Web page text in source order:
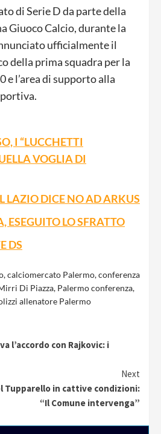
di Serie D da parte della
Giuoco Calcio, durante la
ufficialmente il
della prima squadra per la
e l’area di supporto alla
I “LUCCHETTI
VOGLIA DI
LAZIO DICE NO AD ARKUS
ESEGUITO LO SFRATTO
DS
,calciomercato Palermo,conferenza
Di Piazza, Palermo conferenza,
allenatore Palermo
l’accordo con Rajkovic: i
Next
Tupparello in cattive condizioni:
“Il Comune intervenga”